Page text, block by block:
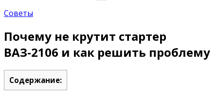
Советы
Почему не крутит стартер
ВАЗ-2106 и как решить проблему
Содержание: